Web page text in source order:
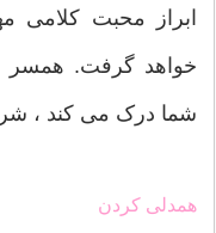
ابراز محبت کلامی
خواهد گرفت. همسر
شما درک می کند ،
همدلی کردن